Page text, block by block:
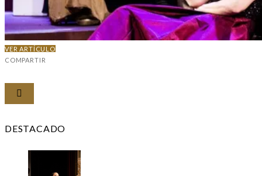
VER ARTÍCULO
COMPARTIR
DESTACADO